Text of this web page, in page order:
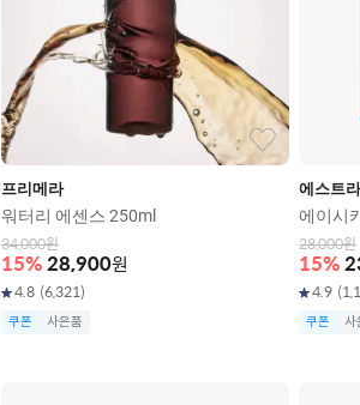
프리메라
워터리 에센스 250ml
34,000원
15% 28,900원
4.8 (6,321)
쿠폰 사은품
에스트라
에이시
28,000원
15%
4.9 (
쿠폰 사